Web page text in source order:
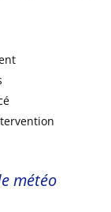
météo